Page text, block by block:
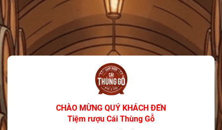
CHÀO MỪNG QUÝ KHÁCH ĐẾN
Tiệm rượu Cái Thùng Gỗ